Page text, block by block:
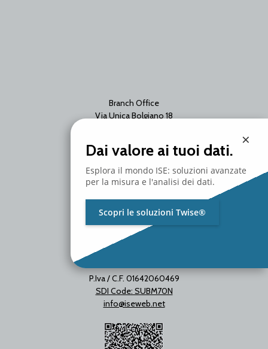
Branch Office
Via Unica Bolgiano 18
T. +39 02 2153663
P.Iva / C.F. 01642060469
SDI Code: SUBM70N
info@iseweb.net
×
Dai valore ai tuoi dati.
Esplora il mondo ISE: soluzioni avanzate
per la misura e l'analisi dei dati.
Scopri le soluzioni Twise®